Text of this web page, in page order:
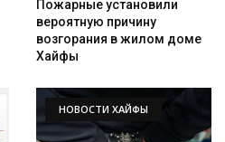
Пожарные установили
вероятную причину
возгорания в жилом доме
Хайфы
НОВОСТИ ХАЙФЫ